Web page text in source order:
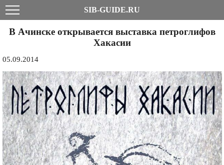
SIB-GUIDE.RU
В Ачинске открывается выставка петроглифов
Хакасии
05.09.2014